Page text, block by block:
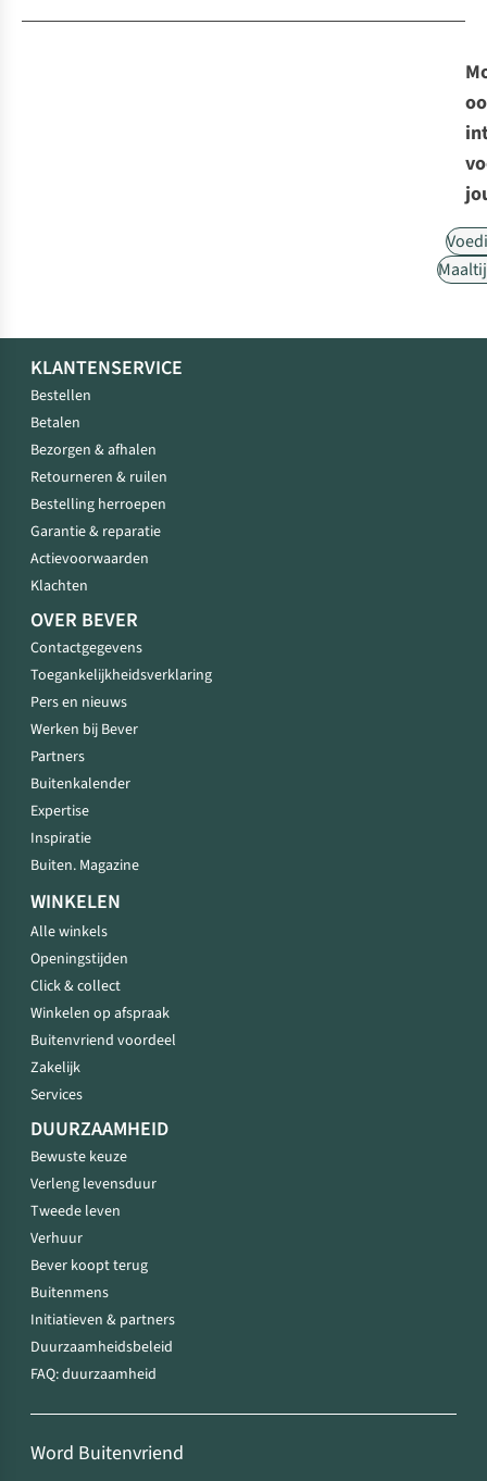
KLANTENSERVICE
Bestellen
Betalen
Bezorgen & afhalen
Retourneren & ruilen
Bestelling herroepen
Garantie & reparatie
Actievoorwaarden
Klachten
OVER BEVER
Contactgegevens
Toegankelijkheidsverklaring
Pers en nieuws
Werken bij Bever
Partners
Buitenkalender
Expertise
Inspiratie
Buiten. Magazine
WINKELEN
Alle winkels
Openingstijden
Click & collect
Winkelen op afspraak
Buitenvriend voordeel
Zakelijk
Services
DUURZAAMHEID
Bewuste keuze
Verleng levensduur
Tweede leven
Verhuur
Bever koopt terug
Buitenmens
Initiatieven & partners
Duurzaamheidsbeleid
FAQ: duurzaamheid
Word Buitenvriend